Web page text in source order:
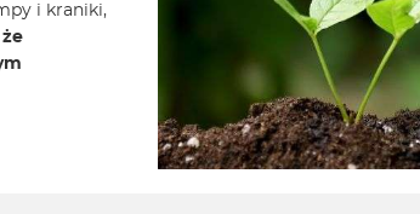
i kraniki,